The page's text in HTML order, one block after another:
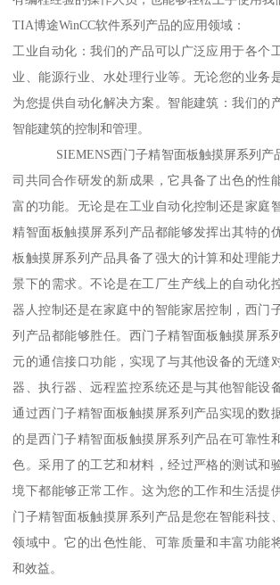
TIA博途WinCC软件系列产品的应用领域：
工业自动化：我们的产品可以广泛应用于各个
业、能源行业、水处理行业等。无论您的业务
为您提供自动化解决方案。智能建筑：我们的
智能建筑的控制和管理。
SIEMENS西门子精智面板触摸屏系列产
司共同合作研发的新成果，它具备了出色的性
富的功能。无论是在工业自动化控制还是家庭
精智面板触摸屏系列产品都能够发挥出其特的
板触摸屏系列产品具备了强大的计算和处理能
景下的需求。不论是在工厂生产线上的自动化
器人控制还是在家庭中的智能家居控制，西门
列产品都能够胜任。西门子精智面板触摸屏系
元的通信接口功能，实现了与其他设备的无缝
器、执行器、远程监控系统还是与其他智能设
通过西门子精智面板触摸屏系列产品实现的数
的是西门子精智面板触摸屏系列产品在可靠性
色。采用了的工艺和材料，经过严格的测试和
境下都能够正常工作。这为您的工作和生活提
门子精智面板触摸屏系列产品是您在智能科技
领域中。它的出色性能、可靠质量和丰富功能
和效益。